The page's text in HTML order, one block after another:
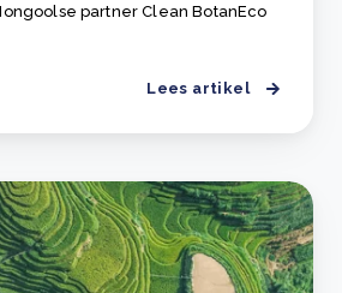
partner Clean BotanEco
Lees artikel